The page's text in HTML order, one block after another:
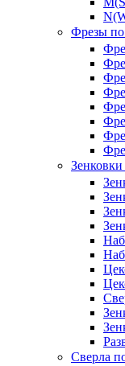
Фрезы по
Зенковки
Сверла